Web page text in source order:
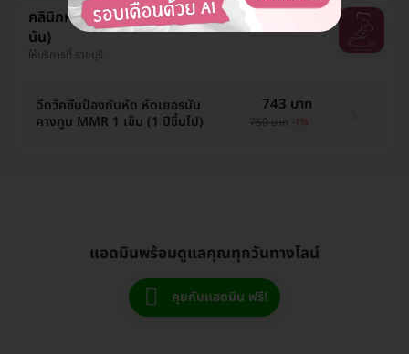
คลินิกหมอถิรนัน (คลินิกเวชกรรมหมอถิร
นัน)
ให้บริการที่ ราชบุรี
ฉีดวัคซีนป้องกันหัด หัดเยอรมัน
คางทูม MMR 1 เข็ม (1 ปีขึ้นไป)
743 บาท
750 บาท -1%
แอดมินพร้อมดูแลคุณทุกวันทางไลน์
คุยกับแอดมิน ฟรี!